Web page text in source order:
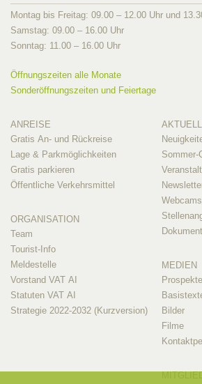
Montag bis Freitag: 09.00 – 12.00 Uhr und
Samstag: 09.00 – 16.00 Uhr
Sonntag: 11.00 – 16.00 Uhr
Öffnungszeiten alle Monate
Sonderöffnungszeiten und Feiertage
ANREISE
Gratis An- und Rückreise
Lage & Parkmöglichkeiten
Gratis parkieren
Öffentliche Verkehrsmittel
ORGANISATION
Team
Tourist-Info
Meldestelle
Vorstand VAT AI
Statuten VAT AI
Strategie 2022-2032 (Kurzversion)
Sommer-
Webcams
MEDIEN
Prospekte
Bilder
Filme